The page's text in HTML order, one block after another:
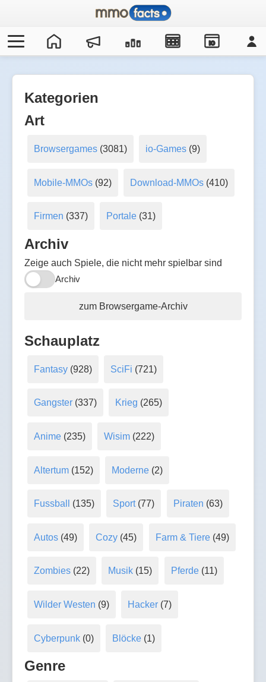
IO
Kategorien
Art
Browsergames(3081) io-Games (9)
Mobile-MMOs(92) Download-MMOs (410)
Firmen (337) Portale (31)
Archiv
Zeige auch Spiele, die nicht mehr spielbar sind
Archiv
zum Browsergame-Archiv
Schauplatz
Fantasy(928) SciFi (721)
Gangster(337) Krieg (265)
Anime(235) Wisim (222)
Altertum(152) Moderne (2)
Fussball (135) Sport(77) Piraten (63)
Autos(49) Cozy (45) Farm & Tiere(49)
Zombies(22) Musik (15) Pferde(11)
Wilder Westen (9) Hacker (7)
Cyberpunk(0) Blöcke (1)
Genre